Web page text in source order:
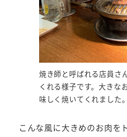
焼き師と呼ばれる店員さ
くれる様子です。大きな
味しく焼いてくれました。
こんな風に大きめのお肉を